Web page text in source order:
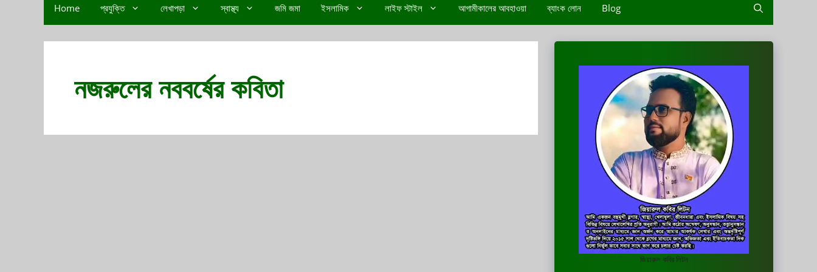
Home প্রযুক্তি লেখাপড়া স্বাস্থ্য জমি জমা ইসলামিক লাইফ স্টাইল আগামীকালের আবহাওয়া ব্যাংক লোন Blog
নজরুলের নববর্ষের কবিতা
জিয়ারুল কবির লিটন